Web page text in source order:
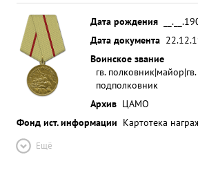
Дата рождения
Дата документа
Воинское звание
гв. полковник|майор|гв.
подполковник
Архив ЦАМО
Фонд ист. информации Картотека
Ещё